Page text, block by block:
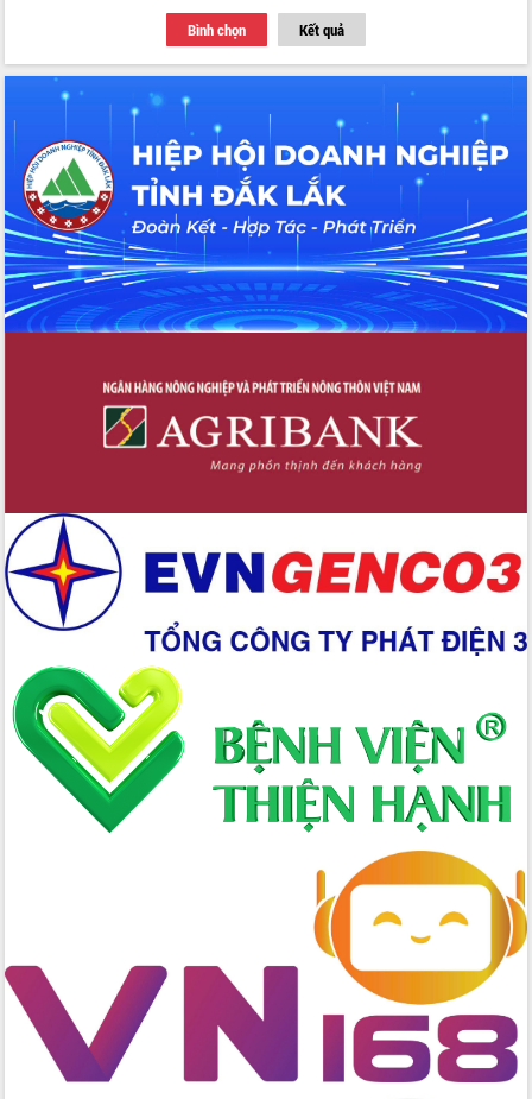
du khách thông qua Hệ thống cơ sở dữ
Tập huấn ứng dụng trí tuệ nhân tạo (AI)
trong thương mại điện tử năm 2026
Đoàn đại biểu Quốc hội tỉnh Đắk Lắk
trao đổi thông tin trước Kỳ họp thứ
nhất, Quốc hội khóa XVI
Quyết liệt cải cách hành chính, khơi
thông nguồn lực phát triển
Nâng cao hiệu lực, hiệu quả HĐND
tỉnh thông qua hiện đại hóa hành chính
Xã Ea Phê gắn cải cách hành chính với
chuyển đổi số
Hồ Thị Nguyên Thảo làm việc tại Trung
tâm Phục vụ hành chính công xã Ea
Xây dựng nền hành chính số đồng
Giai đoạn 2026-2030, Đắk Lắk phấn
đấu có 77% xã đạt chuẩn nông thôn
mới
Chuyển đổi số 'mở đường' cho nông
nghiệp Đắk Lắk tăng trưởng bứt phá
Triển khai đồng bộ đo đạc, lập hồ sơ
địa chính, hoàn thiện cơ sở dữ liệu đất
đai
Ứng dụng sinh trắc học - Bước tiến
trong hành trình chuyển đổi số tại Đắk
Lắk
Đắk Lắk nâng cao hiệu quả công tác
Đảng từ Sổ tay đảng viên điện tử
cấp xã
Đắk Lắk phát động hưởng ứng Ngày
Quyền của người tiêu dùng Việt Nam
2026
Đẩy mạnh cải cách hành chính, quyết
Bình chọn Kết quả